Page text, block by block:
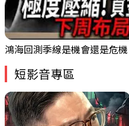
短影音專區